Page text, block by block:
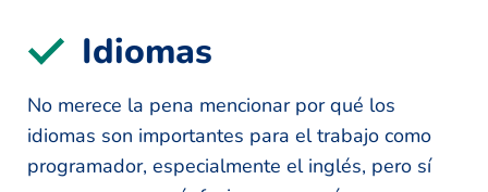
Idiomas
No merece la pena mencionar por qué los
idiomas son importantes para el trabajo como
programador, especialmente el inglés, pero sí